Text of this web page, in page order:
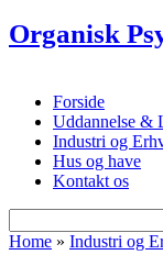
Organisk
Forside
Uddannelse &
Industri og
Hus og have
Kontakt os
Home » Industri og